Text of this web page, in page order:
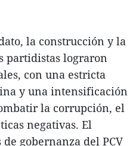
la construcción y la
partidistas lograron
con una estricta
y una intensificación
la corrupción, el
negativas. El
gobernanza del PCV